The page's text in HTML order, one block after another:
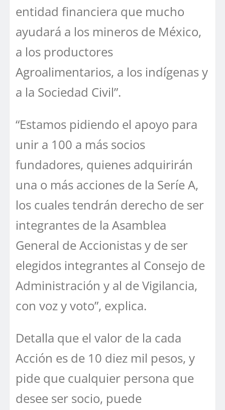
entidad financiera que mucho
ayudará a los mineros de México,
a los productores
Agroalimentarios, a los indígenas y
a la Sociedad Civil”.
“Estamos pidiendo el apoyo para
unir a 100 a más socios
fundadores, quienes adquirirán
una o más acciones de la Seríe A,
los cuales tendrán derecho de ser
integrantes de la Asamblea
General de Accionistas y de ser
elegidos integrantes al Consejo de
Administración y al de Vigilancia,
con voz y voto”, explica.
Detalla que el valor de la cada
Acción es de 10 diez mil pesos, y
pide que cualquier persona que
desee ser socio, puede